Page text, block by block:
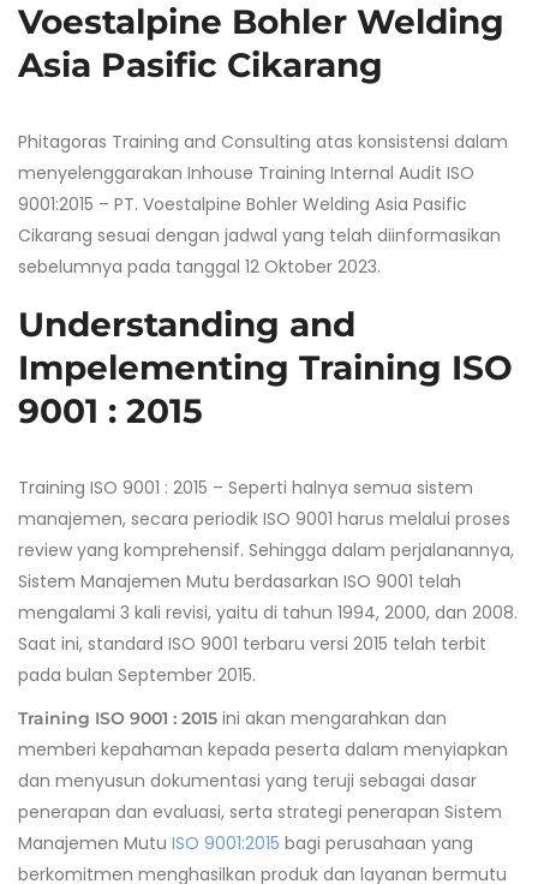
Voestalpine Bohler Welding
Asia Pasific Cikarang
Phitagoras Training and Consulting atas konsistensi dalam
menyelenggarakan Inhouse Training Internal Audit ISO
9001:2015 – PT. Voestalpine Bohler Welding Asia Pasific
Cikarang sesuai dengan jadwal yang telah diinformasikan
sebelumnya pada tanggal 12 Oktober 2023.
Understanding and
Impelementing Training ISO
9001 : 2015
Training ISO 9001 : 2015 – Seperti halnya semua sistem
manajemen, secara periodik ISO 9001 harus melalui proses
review yang komprehensif. Sehingga dalam perjalanannya,
Sistem Manajemen Mutu berdasarkan ISO 9001 telah
mengalami 3 kali revisi, yaitu di tahun 1994, 2000, dan 2008.
Saat ini, standard ISO 9001 terbaru versi 2015 telah terbit
pada bulan September 2015.
Training ISO 9001 : 2015 ini akan mengarahkan dan
memberi kepahaman kepada peserta dalam menyiapkan
dan menyusun dokumentasi yang teruji sebagai dasar
penerapan dan evaluasi, serta strategi penerapan Sistem
Manajemen Mutu ISO 9001:2015 bagi perusahaan yang
berkomitmen menghasilkan produk dan layanan bermutu